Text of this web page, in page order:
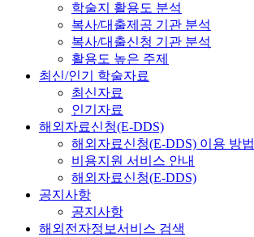
학술지 활용도 분석
복사/대출제공 기관 분석
복사/대출신청 기관 분석
활용도 높은 주제
최신/인기 학술자료
최신자료
인기자료
해외자료신청(E-DDS)
해외자료신청(E-DDS) 이용 방법
비용지원 서비스 안내
해외자료신청(E-DDS)
공지사항
공지사항
해외전자정보서비스 검색